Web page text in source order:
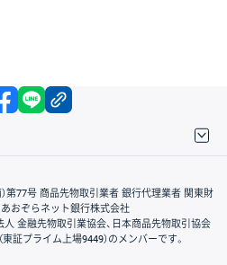
X facebook
第77号 商品先物取引業者 銀行代理業者 関東財
あおぞらネット銀行株式会社
人 金融先物取引業協会、日本商品先物取引協会
証プライム上場9449）のメンバーです。